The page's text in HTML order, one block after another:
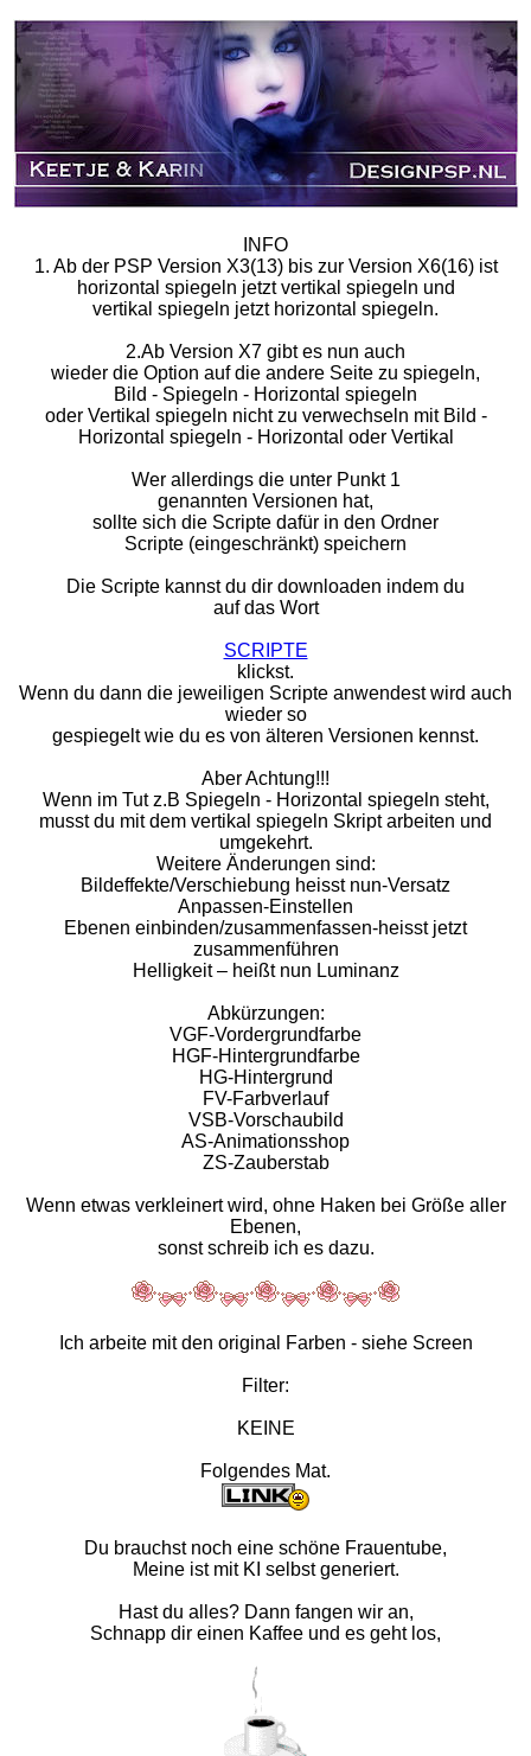
INFO
1. Ab der PSP Version X3(13) bis zur Version X6(16) ist
horizontal spiegeln jetzt vertikal spiegeln und
vertikal spiegeln jetzt horizontal spiegeln.
2.Ab Version X7 gibt es nun auch
wieder die Option auf die andere Seite zu spiegeln,
Bild - Spiegeln - Horizontal spiegeln
oder Vertikal spiegeln nicht zu verwechseln mit Bild -
Horizontal spiegeln - Horizontal oder Vertikal
Wer allerdings die unter Punkt 1
genannten Versionen hat,
sollte sich die Scripte dafür in den Ordner
Scripte (eingeschränkt) speichern
Die Scripte kannst du dir downloaden indem du
auf das Wort
SCRIPTE
klickst.
Wenn du dann die jeweiligen Scripte anwendest wird auch
wieder so
gespiegelt wie du es von älteren Versionen kennst.
Aber Achtung!!!
Wenn im Tut z.B Spiegeln - Horizontal spiegeln steht,
musst du mit dem vertikal spiegeln Skript arbeiten und
umgekehrt.
Weitere Änderungen sind:
Bildeffekte/Verschiebung heisst nun-Versatz
Anpassen-Einstellen
Ebenen einbinden/zusammenfassen-heisst jetzt
zusammenführen
Helligkeit – heißt nun Luminanz
Abkürzungen:
VGF-Vordergrundfarbe
HGF-Hintergrundfarbe
HG-Hintergrund
FV-Farbverlauf
VSB-Vorschaubild
AS-Animationsshop
ZS-Zauberstab
Wenn etwas verkleinert wird, ohne Haken bei Größe aller
Ebenen,
sonst schreib ich es dazu.
Ich arbeite mit den original Farben - siehe Screen
Filter:
KEINE
Folgendes Mat.
Du brauchst noch eine schöne Frauentube,
Meine ist mit KI selbst generiert.
Hast du alles? Dann fangen wir an,
Schnapp dir einen Kaffee und es geht los,